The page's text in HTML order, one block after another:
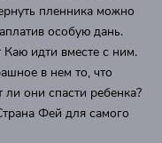
пленника можно
особую дань.
идти вместе с ним.
в нем то, что
они спасти ребенка?
Фей для самого